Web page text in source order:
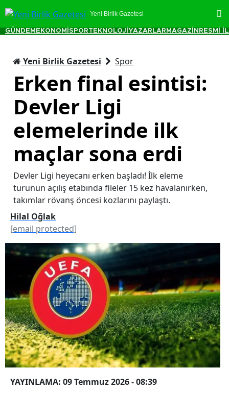
Yeni Birlik Gazetesi
GÜNDEM EKONOMİ SPORTEKNOLOJİ YAZARLAR MAGAZİN RESMİ
Yeni Birlik Gazetesi Spor
Erken final esintisi:
Devler Ligi
elemelerinde ilk
maçlar sona erdi
Devler Ligi heyecanı erken başladı! İlk eleme
turunun açılış etabında fileler 15 kez havalanırken,
takımlar rövanş öncesi kozlarını paylaştı.
Hilal Oğlak
[email protected]
YAYINLAMA: 09 Temmuz 2026 - 08:39